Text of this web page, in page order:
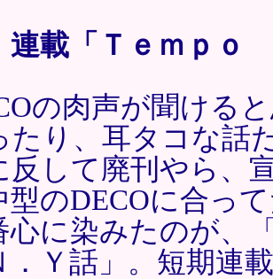
連載「Ｔｅｍｐ
の肉声が聞ける
たり、耳タコな話
反して廃刊やら、
型のDECOに合っ
心に染みたのが、
．Ｙ話」。短期連